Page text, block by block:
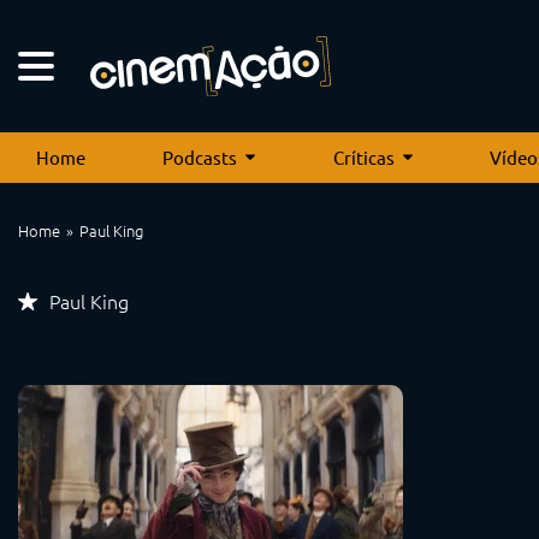
Home Podcasts Críticas
Home Paul King
Paul King